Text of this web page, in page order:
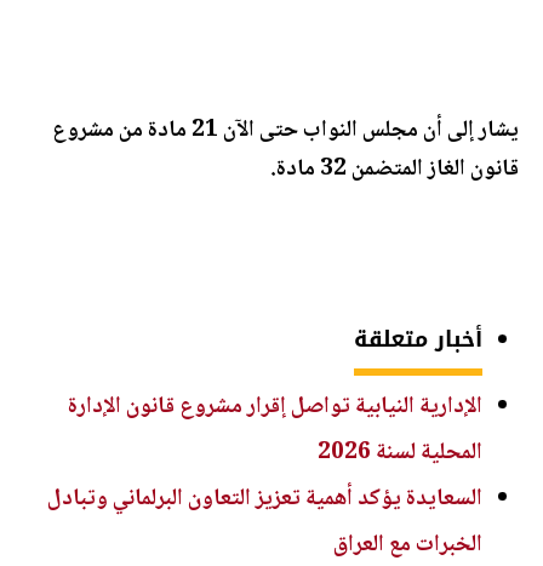
يشار إلى أن مجلس النواب حتى الآن 21 مادة من مشروع
قانون الغاز المتضمن 32 مادة.
أخبار متعلقة
الإدارية النيابية تواصل إقرار مشروع قانون الإدارة
المحلية لسنة 2026
السعايدة يؤكد أهمية تعزيز التعاون البرلماني وتبادل
الخبرات مع العراق